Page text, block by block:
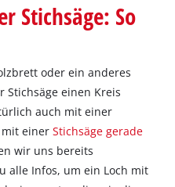
Stichsäge: So
oder ein anderes
Stichsäge einen Kreis
auch mit einer
mit einerStichsäge gerade
wir uns bereits
alle Infos, um ein Loch mit